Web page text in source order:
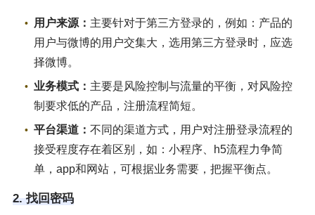
用户来源： 主要针对于第三方登录的，例如：产品的
用户与微博的用户交集大，选用第三方登录时，应选
择微博。
业务模式： 主要是风险控制与流量的平衡，对风险控
制要求低的产品，注册流程简短。
平台渠道： 不同的渠道方式，用户对注册登录流程的
接受程度存在着区别，如：小程序、h5流程力争简
单，app和网站，可根据业务需要，把握平衡点。
2. 找回密码